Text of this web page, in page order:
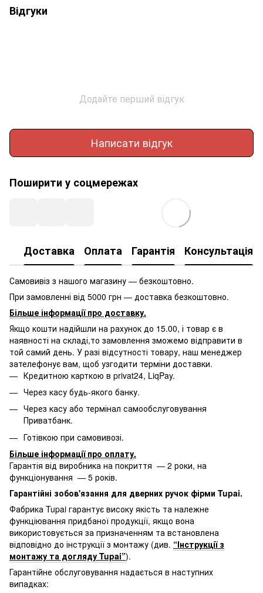
Відгуки
Додайте перший відгук
Написати відгук
Поширити у соцмережах
Доставка Оплата Гарантія Консультація
Самовивіз з нашого магазину — безкоштовно.
При замовленні від 5000 грн — доставка безкоштовно.
Більше інформації про доставку.
Якщо кошти надійшли на рахунок до 15.00, і товар є в
наявності на складі,то замовлення зможемо відправити в
той самий день. У разі відсутності товару, наш менеджер
зателефонує вам, щоб узгодити терміни доставки.
Кредитною карткою в privat24, LiqPay.
Через касу будь-якого банку.
Через касу або термінал самообслуговування
Приватбанк.
Готівкою при самовивозі.
Більше інформації про оплату.
Гарантія від виробника на покриття — 2 роки, на
функціонування — 5 років.
Гарантійні зобов'язання для дверних ручок фірми Tupai.
Фабрика Tupai гарантує високу якість та належне
функціювання придбаної продукції, якщо вона
використовується за призначенням та встановлена
відповідно до інструкції з монтажу (див. “Інструкції з
монтажу та догляду Tupai”).
Гарантійне обслуговування надається в наступних
випадках: